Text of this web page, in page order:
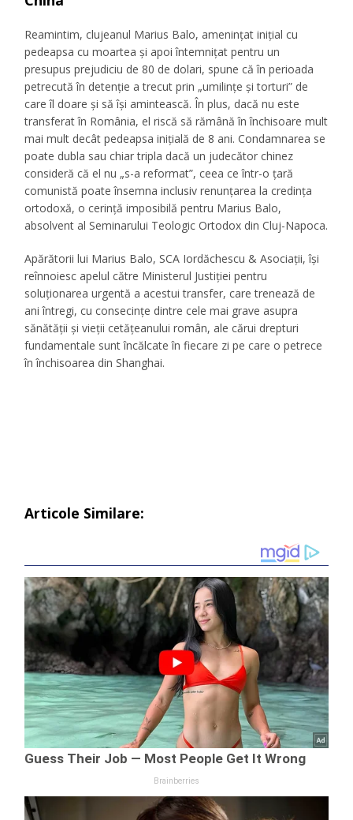
Reamintim, clujeanul Marius Balo, amenințat inițial cu
pedeapsa cu moartea și apoi întemnițat pentru un
presupus prejudiciu de 80 de dolari, spune că în perioada
petrecută în detenție a trecut prin „umilințe și torturi” de
care îl doare și să își amintească. În plus, dacă nu este
transferat în România, el riscă să rămână în închisoare mult
mai mult decât pedeapsa inițială de 8 ani. Condamnarea se
poate dubla sau chiar tripla dacă un judecător chinez
consideră că el nu „s-a reformat”, ceea ce într-o țară
comunistă poate însemna inclusiv renunțarea la credința
ortodoxă, o cerință imposibilă pentru Marius Balo,
absolvent al Seminarului Teologic Ortodox din Cluj-Napoca.
Apărătorii lui Marius Balo, SCA Iordăchescu & Asociații, își
reînnoiesc apelul către Ministerul Justiției pentru
soluționarea urgentă a acestui transfer, care trenează de
ani întregi, cu consecințe dintre cele mai grave asupra
sănătății și vieții cetățeanului român, ale cărui drepturi
fundamentale sunt încălcate în fiecare zi pe care o petrece
în închisoarea din Shanghai.
Articole Similare: